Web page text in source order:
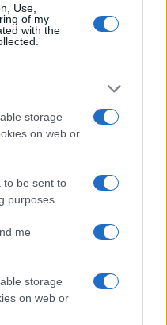
Use,
of my
with the
storage
on web or
to be sent to
purposes.
me
storage
on web or
la Puglia